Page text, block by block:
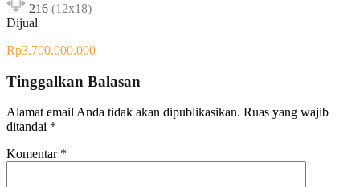
216 (12x18)
Dijual
Rp3.700.000.000
Tinggalkan Balasan
Alamat email Anda tidak akan dipublikasikan. Ruas yang wajib
ditandai *
Komentar *